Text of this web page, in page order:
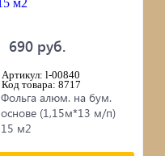
690 руб.
Артикул: l-00840
Код товара: 8717
Фольга алюм. на бум.
основе (1,15м*13 м/п)
15 м2